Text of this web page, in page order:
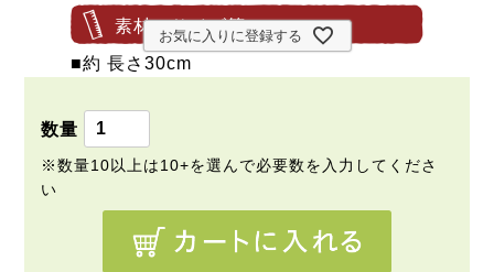
素材・サイズ等
■約 長さ30cm
お気に入りに登録する